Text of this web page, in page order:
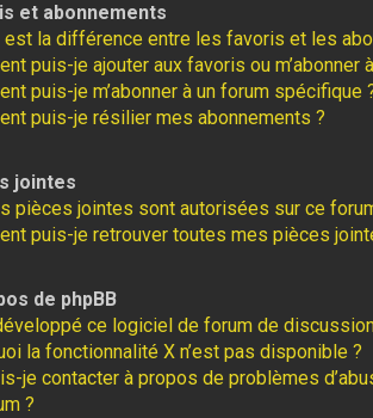
et abonnements
est la différence entre les favoris et les
puis-je ajouter aux favoris ou m’abonner
puis-je m’abonner à un forum spécifique
puis-je résilier mes abonnements ?
jointes
pièces jointes sont autorisées sur ce
puis-je retrouver toutes mes pièces
de phpBB
ce logiciel de forum de
la fonctionnalité X n’est pas disponible ?
je contacter à propos de problèmes
?